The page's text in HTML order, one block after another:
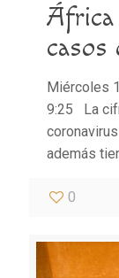
casos
Miércoles
9:25 La
además
0